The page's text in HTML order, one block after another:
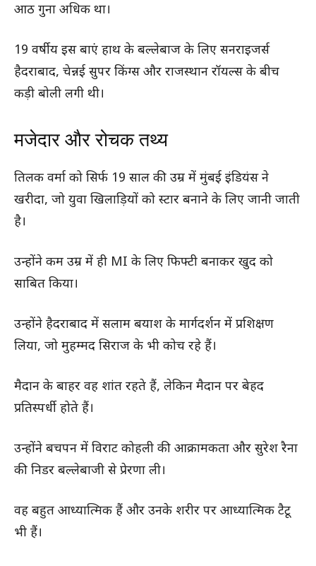
आठ गुना अधिक था।
19 वर्षीय इस बाएं हाथ के बल्लेबाज के लिए सनराइजर्स
हैदराबाद, चेन्नई सुपर किंग्स और राजस्थान रॉयल्स के बीच
कड़ी बोली लगी थी।
मजेदार और रोचक तथ्य
तिलक वर्मा को सिर्फ 19 साल की उम्र में मुंबई इंडियंस ने
खरीदा, जो युवा खिलाड़ियों को स्टार बनाने के लिए जानी जाती
है।
उन्होंने कम उम्र में ही MI के लिए फिफ्टी बनाकर खुद को
साबित किया।
उन्होंने हैदराबाद में सलाम बयाश के मार्गदर्शन में प्रशिक्षण
लिया, जो मुहम्मद सिराज के भी कोच रहे हैं।
मैदान के बाहर वह शांत रहते हैं, लेकिन मैदान पर बेहद
प्रतिस्पर्धी होते हैं।
उन्होंने बचपन में विराट कोहली की आक्रामकता और सुरेश रैना
की निडर बल्लेबाजी से प्रेरणा ली।
वह बहुत आध्यात्मिक हैं और उनके शरीर पर आध्यात्मिक टैटू
भी हैं।